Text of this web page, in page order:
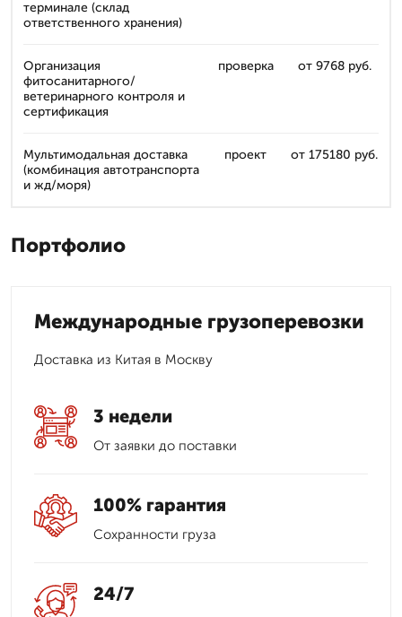
терминале (склад
ответственного хранения)
Организация
фитосанитарного/
ветеринарного контроля и
сертификация
проверка от 9768 руб.
Мультимодальная доставка
(комбинация автотранспорта
и жд/моря)
проект от 175180 руб.
Портфолио
Международные грузоперевозки
Доставка из Китая в Москву
3 недели
От заявки до поставки
100% гарантия
Сохранности груза
24/7